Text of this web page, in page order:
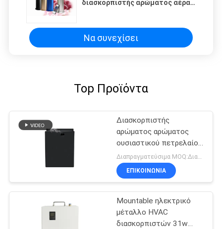
διασκορπιστής αρώματος αέρα
Να συνεχίσει
Top Προϊόντα
Διασκορπιστής
αρώματος αρώματος
ουσιαστικού πετρελαίου
14W 500ml 1.5ml/h
Διαπραγματεύσιμα MOQ:Διαπραγματεύσιμος
ΕΠΙΚΟΙΝΩΝΊΑ
Mountable ηλεκτρικό
μέταλλο HVAC
διασκορπιστών 31w